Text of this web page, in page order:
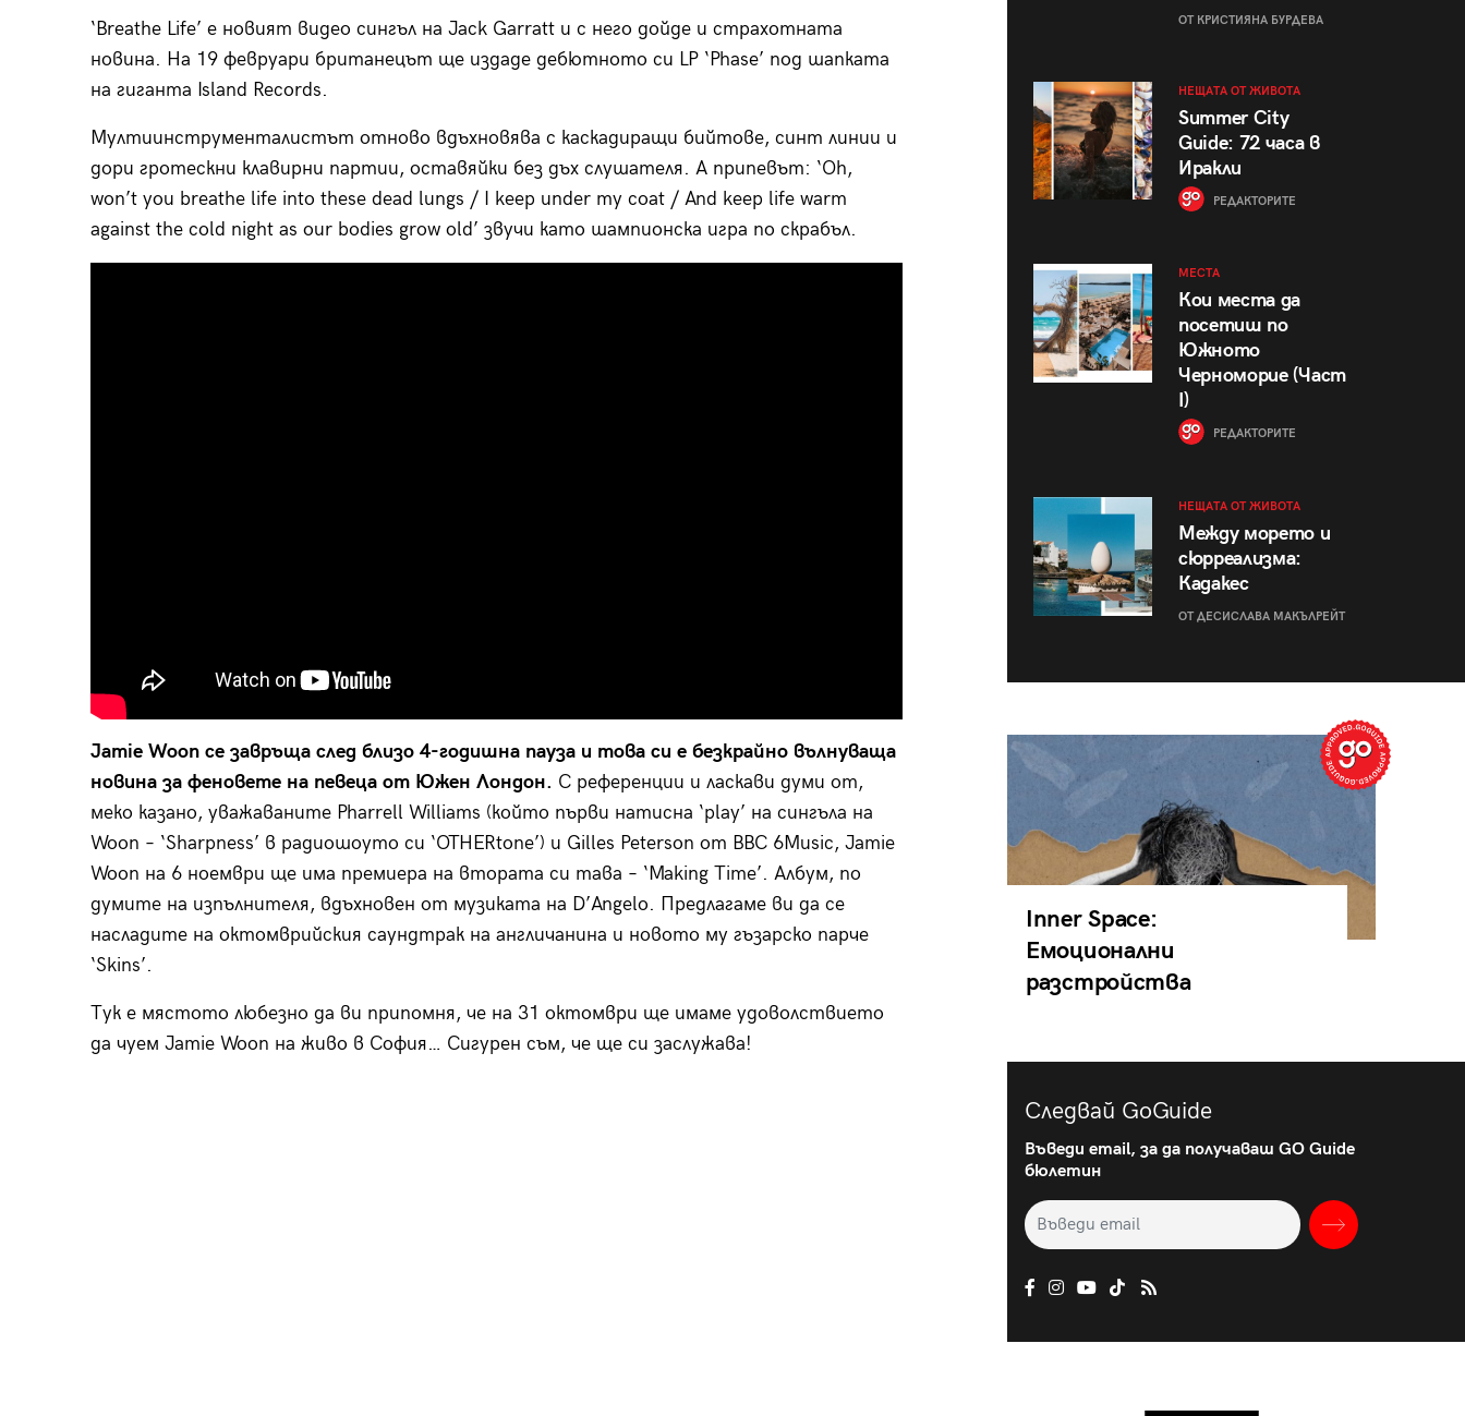
‘Breathe Life’ е новият видео сингъл на Jack Garratt и с него дойде и страхотната
новина. На 19 февруари британецът ще издаде дебютното си LP ‘Phase’ под шапката
на гиганта Island Records.
Мултиинструменталистът отново вдъхновява с каскадиращи бийтове, синт линии и
дори гротескни клавирни партии, оставяйки без дъх слушателя. А припевът: ‘Oh,
won’t you breathe life into these dead lungs / I keep under my coat / And keep life warm
against the cold night as our bodies grow old’ звучи като шампионска игра по скрабъл.
Jamie Woon се завръща след близо 4-годишна пауза и това си е безкрайно вълнуваща
новина за феновете на певеца от Южен Лондон. С референции и ласкави думи от,
меко казано, уважаваните Pharrell Williams (който първи натисна ‘play’ на сингъла на
Woon – ‘Sharpness’ в радиошоуто си ‘OTHERtone’) и Gilles Peterson от BBC 6Music, Jamie
Woon на 6 ноември ще има премиера на втората си тава – ‘Making Time’. Албум, по
думите на изпълнителя, вдъхновен от музиката на D’Angelo. Предлагаме ви да се
насладите на октомврийския саундтрак на англичанина и новото му гъзарско парче
‘Skins’.
Тук е мястото любезно да ви припомня, че на 31 октомври ще имаме удоволствието
да чуем Jamie Woon на живо в София… Сигурен съм, че ще си заслужава!
ОТ КРИСТИЯНА БУРДЕВА
НЕЩАТА ОТ ЖИВОТА
Summer City
Guide: 72 часа в
Иракли
РЕДАКТОРИТЕ
МЕСТА
Кои места да
посетиш по
Южното
Черноморие (Част
I)
РЕДАКТОРИТЕ
НЕЩАТА ОТ ЖИВОТА
Между морето и
сюрреализма:
Кадакес
ОТ ДЕСИСЛАВА МАКЪЛРЕЙТ
Inner Space:
Емоционални
разстройства
Следвай GoGuide
Въведи email, за да получаваш GO Guide
бюлетин